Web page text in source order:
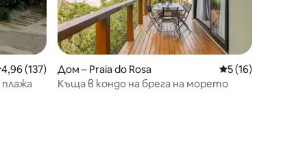
оценка: 4,96 от 5, 137 отзива
4,96 (137)
Дом – Praia do Rosa Средна оценка:
5 (16)
Къща в кондо на брега на морето